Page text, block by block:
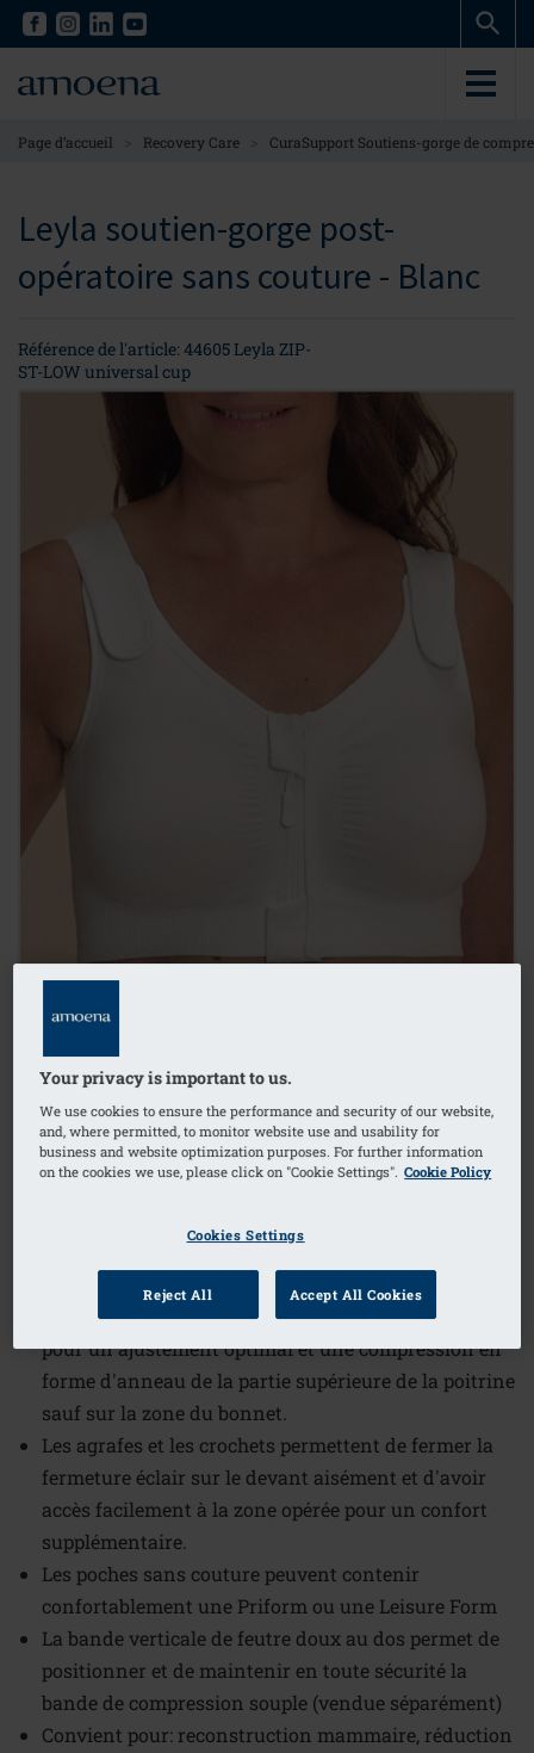
Skip
content
Skip
content
Page d’accueil > Recovery Care > CuraSupport Soutiens-gorge de
Leyla soutien-gorge post-
opératoire sans couture - Blanc
Référence de l'article: 44605 Leyla ZIP-
ST-LOW universal cup
5
Référence de l'article: 44605 Leyla ZIP-
ST-LOW universal cup
auto-agrippantes pour un ajustement facile et un
confort de port
Forme anatomique avec un tissu solide et extensible
pour un ajustement optimal et une compression en
forme d'anneau de la partie supérieure de la poitrine
sauf sur la zone du bonnet.
Les agrafes et les crochets permettent de fermer la
fermeture éclair sur le devant aisément et d'avoir
accès facilement à la zone opérée pour un confort
supplémentaire.
Les poches sans couture peuvent contenir
confortablement une Priform ou une Leisure Form
La bande verticale de feutre doux au dos permet de
positionner et de maintenir en toute sécurité la
bande de compression souple (vendue séparément)
Convient pour: reconstruction mammaire, réduction
Your privacy is important to us.
We use cookies to ensure the performance and security of our website,
and, where permitted, to monitor website use and usability for
business and website optimization purposes. For further information
on the cookies we use, please click on "Cookie Settings". Cookie Policy
Cookies Settings
Reject All Accept All Cookies